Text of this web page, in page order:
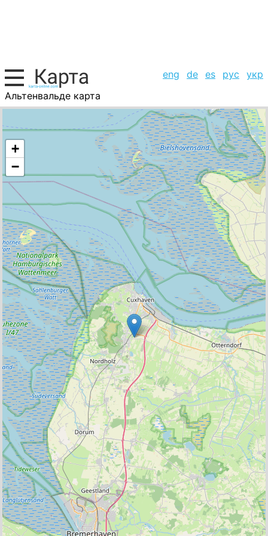
eng de es рус
укр
Альтенвальде карта
Германия, список городов
+
−